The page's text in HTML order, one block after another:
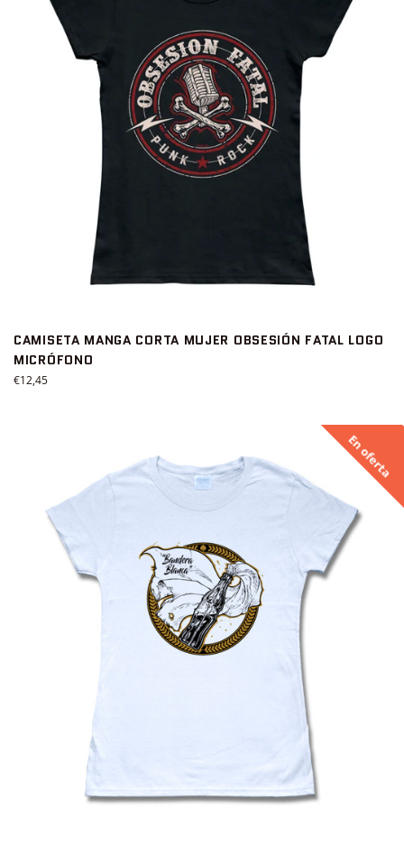
CAMISETA MANGA CORTA MUJER OBSESIÓN FATAL LOGO
MICRÓFONO
Precio
€12,45
En oferta